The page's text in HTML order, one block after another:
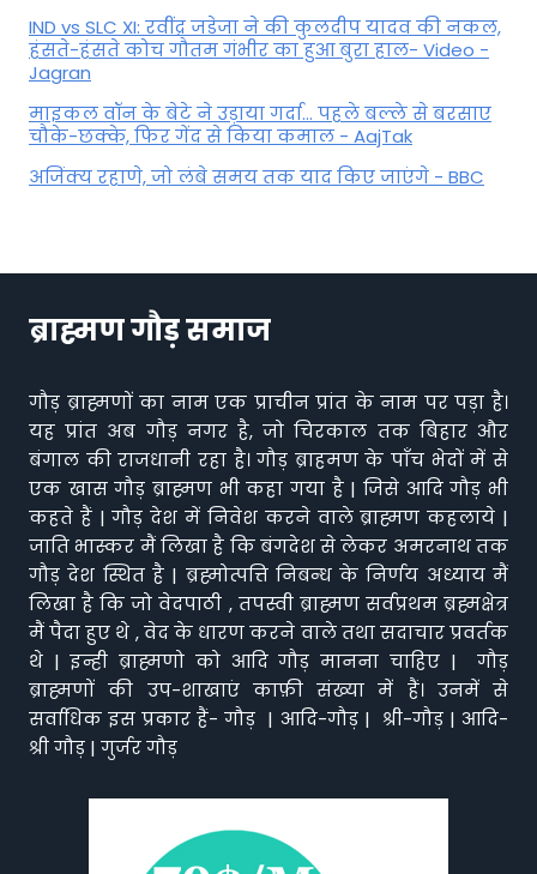
IND vs SLC XI: रवींद्र जडेजा ने की कुलदीप यादव की नकल,
हंसते-हंसते कोच गौतम गंभीर का हुआ बुरा हाल- Video -
Jagran
माइकल वॉन के बेटे ने उड़ाया गर्दा... पहले बल्ले से बरसाए
चौके-छक्के, फिर गेंद से किया कमाल - AajTak
अजिंक्य रहाणे, जो लंबे समय तक याद किए जाएंगे - BBC
ब्राह्मण गौड़ समाज
गौड़ ब्राह्मणों का नाम एक प्राचीन प्रांत के नाम पर पड़ा है।
यह प्रांत अब गौड़ नगर है, जो चिरकाल तक बिहार और
बंगाल की राजधानी रहा है। गौड़ ब्राहमण के पाँच भेदों में से
एक खास गौड़ ब्राह्मण भी कहा गया है | जिसे आदि गौड़ भी
कहते हैं | गौड़ देश में निवेश करने वाले ब्राह्मण कहलाये |
जाति भास्कर मैं लिखा है कि बंगदेश से लेकर अमरनाथ तक
गौड़ देश स्थित है | ब्रह्मोत्पत्ति निबन्ध के निर्णय अध्याय मैं
लिखा है कि जो वेदपाठी , तपस्वी ब्राह्मण सर्वप्रथम ब्रह्मक्षेत्र
मैं पैदा हुए थे , वेद के धारण करने वाले तथा सदाचार प्रवर्तक
थे | इन्ही ब्राह्मणो को आदि गौड़ मानना चाहिए | गौड़
ब्राह्मणों की उप-शाखाएं काफ़ी संख्या में हैं। उनमें से
सर्वाधिक इस प्रकार हैं- गौड़ | आदि-गौड़ | श्री-गौड़ | आदि-
श्री गौड़ | गुर्जर गौड़